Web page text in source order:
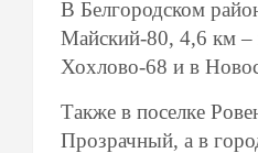
В Белгородском
Майский-80, 4,6 км –
Хохлово-68 и в
Также в поселке
Прозрачный, а в